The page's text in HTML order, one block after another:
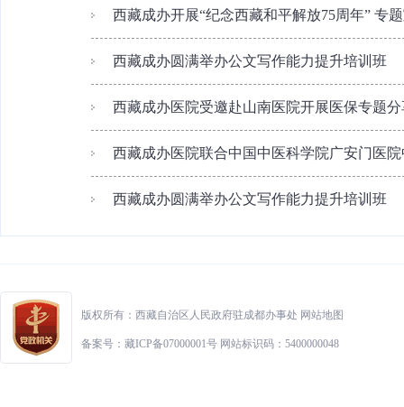
西藏成办开展“纪念西藏和平解放75周年” 专
西藏成办圆满举办公文写作能力提升培训班
西藏成办医院受邀赴山南医院开展医保专题分
西藏成办医院联合中国中医科学院广安门医
西藏成办圆满举办公文写作能力提升培训班
版权所有：西藏自治区人民政府驻成都办事处 网站地图
备案号：藏ICP备07000001号 网站标识码：5400000048